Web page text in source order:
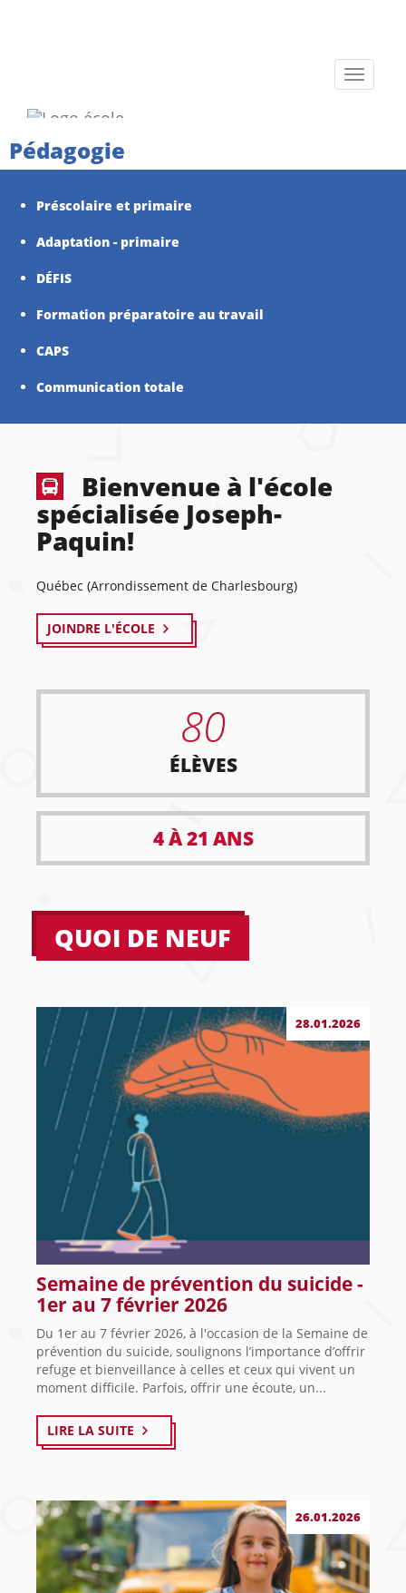
Toggle
Pédagogie
Préscolaire et primaire
Adaptation - primaire
DÉFIS
Formation préparatoire au travail
CAPS
Communication totale
Bienvenue à l'école
spécialisée Joseph-
Paquin!
Québec (Arrondissement de Charlesbourg)
JOINDRE L'ÉCOLE
80
ÉLÈVES
4 À 21 ANS
QUOI DE NEUF
28.01.2026
Semaine de prévention du suicide -
1er au 7 février 2026
Du 1er au 7 février 2026, à l'occasion de la Semaine de
prévention du suicide, soulignons l’importance d’offrir
refuge et bienveillance à celles et ceux qui vivent un
moment difficile. Parfois, offrir une écoute, un...
LIRE LA SUITE
26.01.2026